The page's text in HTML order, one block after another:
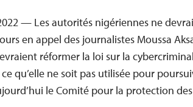
— Les autorités nigériennes ne
en appel des journalistes Moussa
réformer la loi sur la
qu’elle ne soit pas utilisée pour
le Comité pour la protection des